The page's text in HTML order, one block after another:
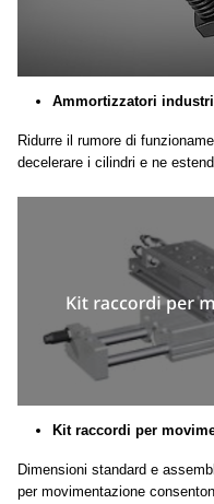
Ammortizzatori
Ridurre il rumore di
decelerare i cilindri e ne
Kit raccordi per
Dimensioni standard e
per movimentazione